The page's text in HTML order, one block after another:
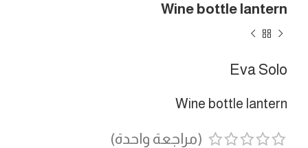
Wine bottle lantern
Eva Solo
Wine bottle lantern
(مراجعة واحدة)